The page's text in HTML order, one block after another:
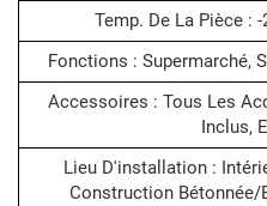
Temp. De La Pièce
Fonctions : Supermarché,
Accessoires : Tous Les
Inclus,
Lieu D'installation :
Construction